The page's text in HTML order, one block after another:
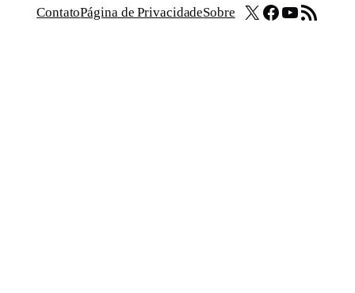
ContatoPágina de PrivacidadeSobre X Facebook
Youtube
Feed RSS